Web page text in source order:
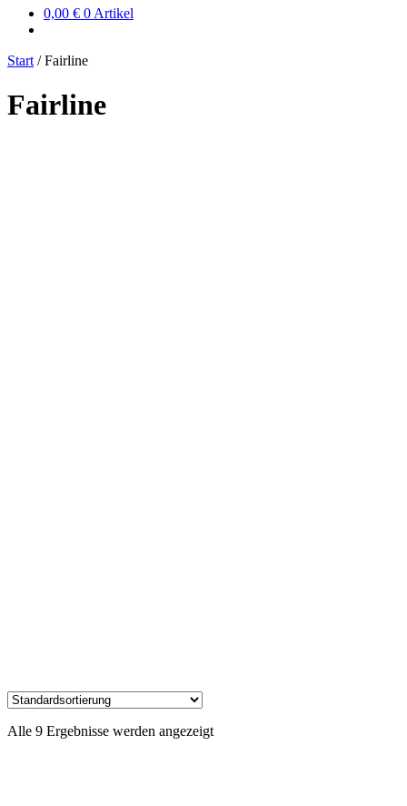
0,00 € 0 Artikel
Start /Fairline
Fairline
Alle 9 Ergebnisse werden angezeigt